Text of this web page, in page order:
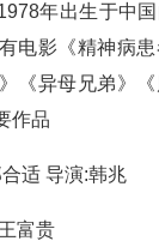
年出生于中
电影《精神病患
《异母兄弟》
作品
合适 导演:韩兆
富贵